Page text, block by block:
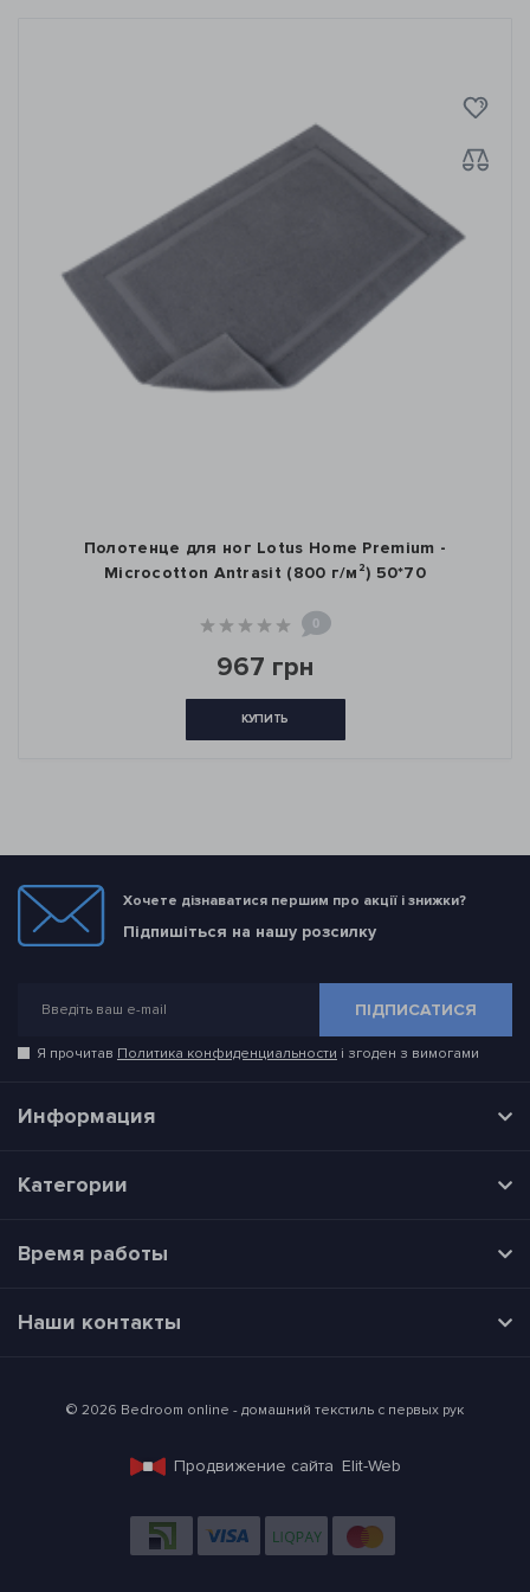
Полотенце для ног Lotus Home Premium -
Microcotton Antrasit (800 г/м²) 50*70
0
967 грн
КУПИТЬ
Хочете дізнаватися першим про акції і знижки?
Підпишіться на нашу розсилку
ПІДПИСАТИСЯ
Я прочитав Политика конфиденциальности і згоден з вимогами
Информация
Категории
Время работы
Наши контакты
© 2026 Bedroom online - домашний текстиль с первых рук
Продвижение сайта Elit-Web